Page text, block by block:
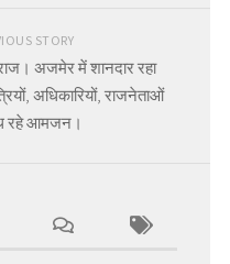
STORY
अजमेर में शानदार रहा
अधिकारियों, राजनेताओं
रहे आमजन।